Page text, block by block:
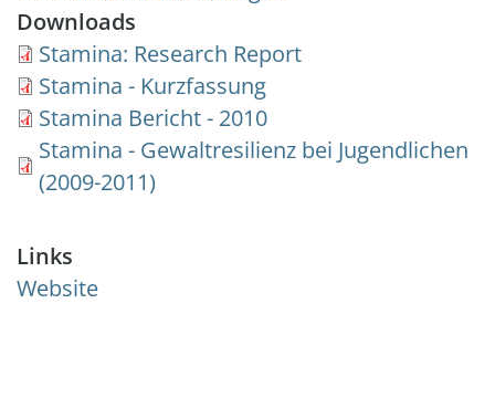
Downloads
Document
Stamina: Research Report
Document
Stamina - Kurzfassung
Document
Stamina Bericht - 2010
Document
Stamina - Gewaltresilienz bei Jugendlichen
(2009-2011)
Links
Website